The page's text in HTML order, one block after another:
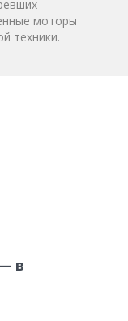
моторы
техники.
в